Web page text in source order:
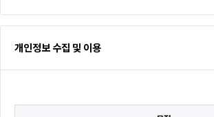
개인정보 수집 및 이용